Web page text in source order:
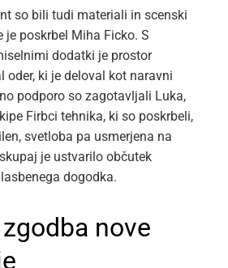
so bili tudi materiali in scenski
je poskrbel Miha Ficko. S
dodatki je prostor
oder, ki je deloval kot naravni
podporo so zagotavljali Luka,
Firbci tehnika, ki so poskrbeli,
svetloba pa usmerjena na
je ustvarilo občutek
dogodka.
nove